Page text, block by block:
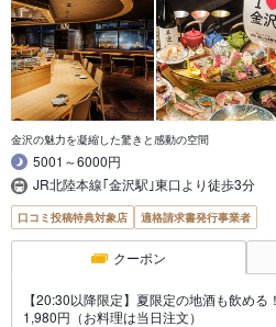
金沢の魅力を凝縮した驚きと感動の空間
5001～6000円
JR北陸本線｢金沢駅｣東口より徒歩3分
口コミ投稿特典対象店 適格請求書発行事業者
クーポン
【20:30以降限定】夏限定の地酒も飲め
1,980円（お料理は当日注文）